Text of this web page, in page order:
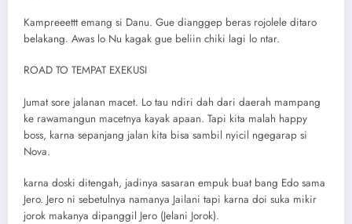
Kampreeettt emang si Danu. Gue dianggep beras rojolele ditaro
belakang. Awas lo Nu kagak gue beliin chiki lagi lo ntar.
ROAD TO TEMPAT EXEKUSI
Jumat sore jalanan macet. Lo tau ndiri dah dari daerah mampang
ke rawamangun macetnya kayak apaan. Tapi kita malah happy
boss, karna sepanjang jalan kita bisa sambil nyicil ngegarap si
Nova.
karna doski ditengah, jadinya sasaran empuk buat bang Edo sama
Jero. Jero ni sebetulnya namanya Jailani tapi karna doi suka mikir
jorok makanya dipanggil Jero (Jelani Jorok).